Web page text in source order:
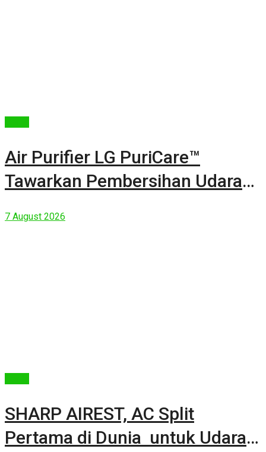
Air Purifier LG PuriCare™
Tawarkan Pembersihan Udara
7 August 2026
SHARP AIREST, AC Split
Pertama di Dunia untuk Udara